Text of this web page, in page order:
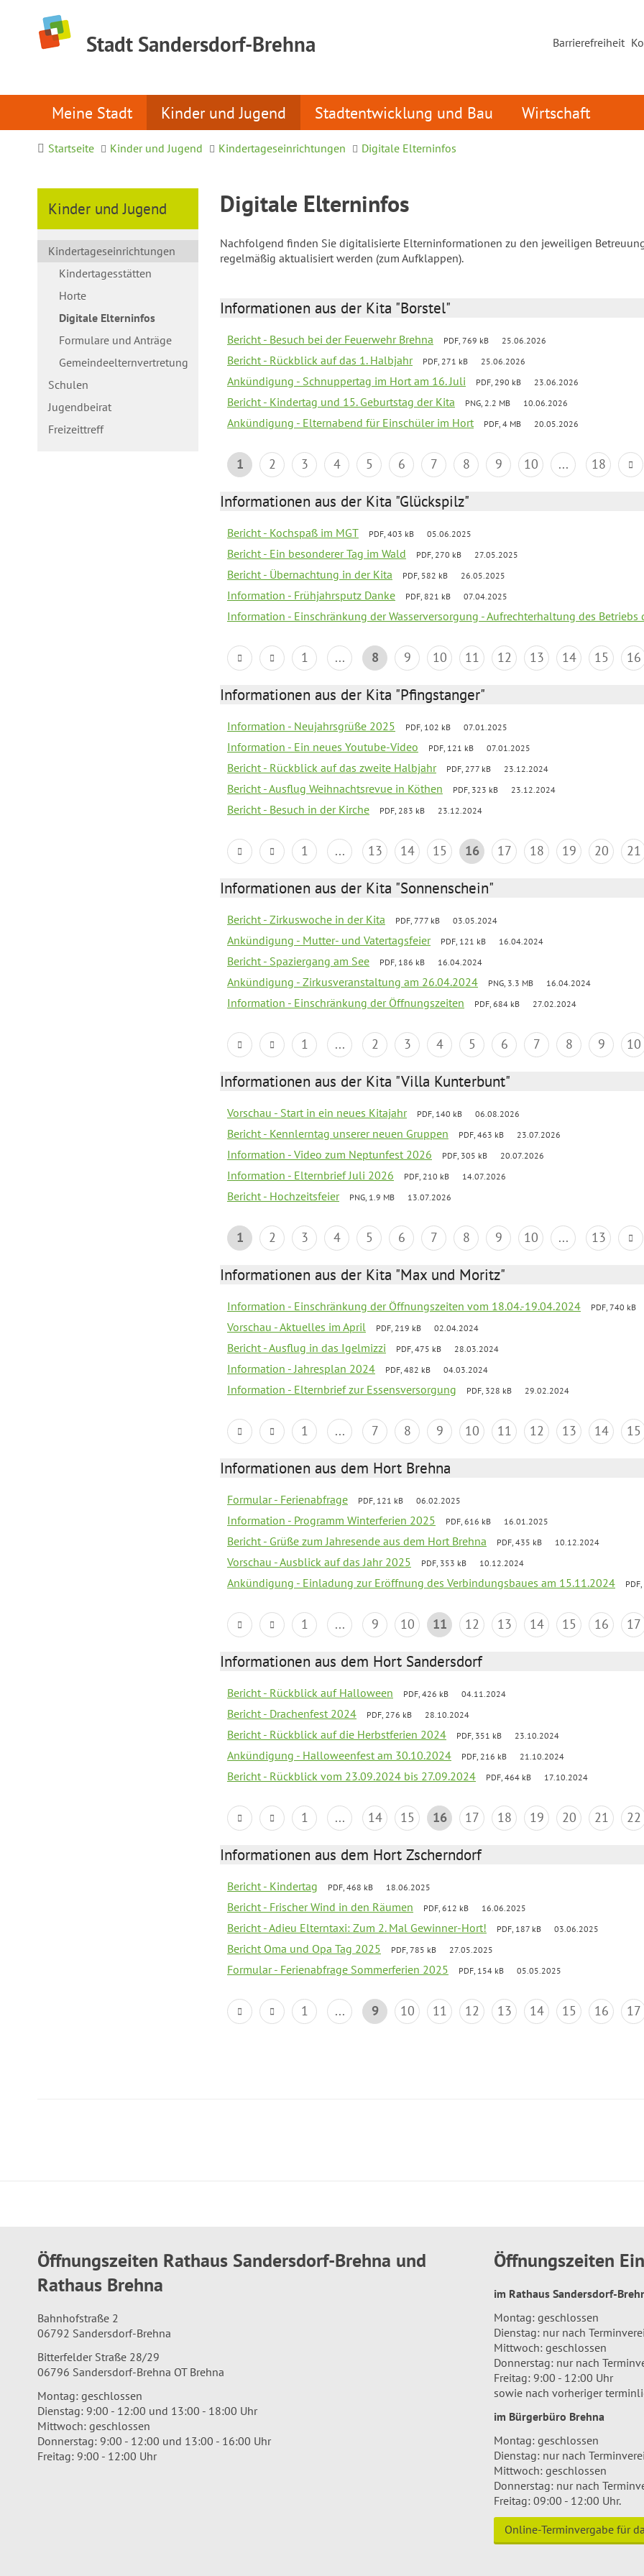
Stadt Sandersdorf-Brehna Barrierefreiheit
Meine Stadt Kinder und Jugend Stadtentwicklung und Bau Wirtschaft
Startseite Kinder und Jugend Kindertageseinrichtungen Digitale Elterninfos
Kinder und Jugend
Kindertageseinrichtungen
Kindertagesstätten
Horte
Digitale Elterninfos
Formulare und Anträge
Gemeindeelternvertretung
Schulen
Jugendbeirat
Freizeittreff
Digitale Elterninfos
Nachfolgend finden Sie digitalisierte Elterninformationen zu den jeweiligen
regelmäßig aktualisiert werden (zum Aufklappen).
Informationen aus der Kita "Borstel"
Bericht - Besuch bei der Feuerwehr Brehna PDF, 769 kB 25.06.2026
Bericht - Rückblick auf das 1. Halbjahr PDF, 271 kB 25.06.2026
Ankündigung - Schnuppertag im Hort am 16. Juli PDF, 290 kB 23.06.2026
Bericht - Kindertag und 15. Geburtstag der Kita PNG, 2.2 MB 10.06.2026
Ankündigung - Elternabend für Einschüler im Hort PDF, 4 MB 20.05.2026
1 2 3 4 5 6 7 8 9 10 ... 18
Informationen aus der Kita "Glückspilz"
Bericht - Kochspaß im MGT PDF, 403 kB 05.06.2025
Bericht - Ein besonderer Tag im Wald PDF, 270 kB 27.05.2025
Bericht - Übernachtung in der Kita PDF, 582 kB 26.05.2025
Information - Frühjahrsputz Danke PDF, 821 kB 07.04.2025
Information - Einschränkung der Wasserversorgung - Aufrechterhaltung des Betriebs
1 ... 8 9 10 11 12 13 14 15 16
Informationen aus der Kita "Pfingstanger"
Information - Neujahrsgrüße 2025 PDF, 102 kB 07.01.2025
Information - Ein neues Youtube-Video PDF, 121 kB 07.01.2025
Bericht - Rückblick auf das zweite Halbjahr PDF, 277 kB 23.12.2024
Bericht - Ausflug Weihnachtsrevue in Köthen PDF, 323 kB 23.12.2024
Bericht - Besuch in der Kirche PDF, 283 kB 23.12.2024
1 ... 13 14 15 16 17 18 19 20 21
Informationen aus der Kita "Sonnenschein"
Bericht - Zirkuswoche in der Kita PDF, 777 kB 03.05.2024
Ankündigung - Mutter- und Vatertagsfeier PDF, 121 kB 16.04.2024
Bericht - Spaziergang am See PDF, 186 kB 16.04.2024
Ankündigung - Zirkusveranstaltung am 26.04.2024 PNG, 3.3 MB 16.04.2024
Information - Einschränkung der Öffnungszeiten PDF, 684 kB 27.02.2024
1 ... 2 3 4 5 6 7 8 9 10
Informationen aus der Kita "Villa Kunterbunt"
Vorschau - Start in ein neues Kitajahr PDF, 140 kB 06.08.2026
Bericht - Kennlerntag unserer neuen Gruppen PDF, 463 kB 23.07.2026
Information - Video zum Neptunfest 2026 PDF, 305 kB 20.07.2026
Information - Elternbrief Juli 2026 PDF, 210 kB 14.07.2026
Bericht - Hochzeitsfeier PNG, 1.9 MB 13.07.2026
1 2 3 4 5 6 7 8 9 10 ... 13
Informationen aus der Kita "Max und Moritz"
Information - Einschränkung der Öffnungszeiten vom 18.04.-19.04.2024 PDF, 740 kB
Vorschau - Aktuelles im April PDF, 219 kB 02.04.2024
Bericht - Ausflug in das Igelmizzi PDF, 475 kB 28.03.2024
Information - Jahresplan 2024 PDF, 482 kB 04.03.2024
Information - Elternbrief zur Essensversorgung PDF, 328 kB 29.02.2024
1 ... 7 8 9 10 11 12 13 14 15
Informationen aus dem Hort Brehna
Formular - Ferienabfrage PDF, 121 kB 06.02.2025
Information - Programm Winterferien 2025 PDF, 616 kB 16.01.2025
Bericht - Grüße zum Jahresende aus dem Hort Brehna PDF, 435 kB 10.12.2024
Vorschau - Ausblick auf das Jahr 2025 PDF, 353 kB 10.12.2024
Ankündigung - Einladung zur Eröffnung des Verbindungsbaues am 15.11.2024
1 ... 9 10 11 12 13 14 15 16 17
Informationen aus dem Hort Sandersdorf
Bericht - Rückblick auf Halloween PDF, 426 kB 04.11.2024
Bericht - Drachenfest 2024 PDF, 276 kB 28.10.2024
Bericht - Rückblick auf die Herbstferien 2024 PDF, 351 kB 23.10.2024
Ankündigung - Halloweenfest am 30.10.2024 PDF, 216 kB 21.10.2024
Bericht - Rückblick vom 23.09.2024 bis 27.09.2024 PDF, 464 kB 17.10.2024
1 ... 14 15 16 17 18 19 20 21 22
Informationen aus dem Hort Zscherndorf
Bericht - Kindertag PDF, 468 kB 18.06.2025
Bericht - Frischer Wind in den Räumen PDF, 612 kB 16.06.2025
Bericht - Adieu Elterntaxi: Zum 2. Mal Gewinner-Hort! PDF, 187 kB 03.06.2025
Bericht Oma und Opa Tag 2025 PDF, 785 kB 27.05.2025
Formular - Ferienabfrage Sommerferien 2025 PDF, 154 kB 05.05.2025
1 ... 9 10 11 12 13 14 15 16 17
Öffnungszeiten Rathaus Sandersdorf-Brehna und
Rathaus Brehna
Bahnhofstraße 2
06792 Sandersdorf-Brehna
Bitterfelder Straße 28/29
06796 Sandersdorf-Brehna OT Brehna
Montag: geschlossen
Dienstag: 9:00 - 12:00 und 13:00 - 18:00 Uhr
Mittwoch: geschlossen
Donnerstag: 9:00 - 12:00 und 13:00 - 16:00 Uhr
Freitag: 9:00 - 12:00 Uhr
Öffnungszeiten
im Rathaus Sandersdorf-
Montag: geschlossen
Dienstag: nur nach
Mittwoch: geschlossen
Donnerstag: nur nach
Freitag: 9:00 - 12:00 Uhr
sowie nach vorheriger
im Bürgerbüro Brehna
Montag: geschlossen
Dienstag: nur nach
Mittwoch: geschlossen
Donnerstag: nur nach
Freitag: 09:00 - 12:00 Uhr.
Online-Terminvergabe für